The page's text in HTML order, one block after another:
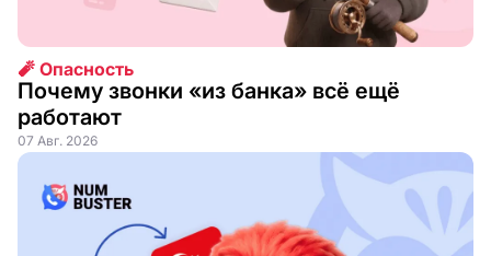
🧨 Опасность
Почему звонки «из банка» всё ещё
работают
07 Авг. 2026